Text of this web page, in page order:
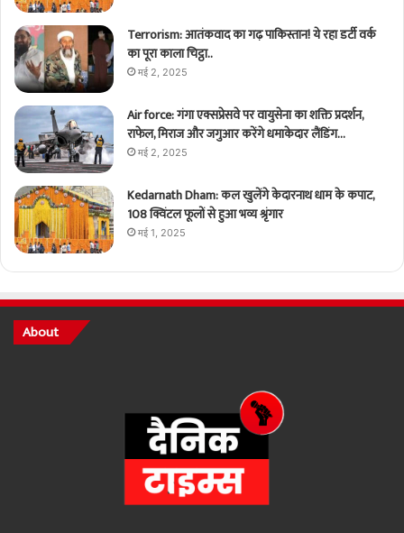
Terrorism: आतंकवाद का गढ़ पाकिस्तान! ये रहा डर्टी वर्क
का पूरा काला चिट्ठा..
मई 2, 2025
Air force: गंगा एक्सप्रेसवे पर वायुसेना का शक्ति प्रदर्शन,
राफेल, मिराज और जगुआर करेंगे धमाकेदार लैंडिंग…
मई 2, 2025
Kedarnath Dham: कल खुलेंगे केदारनाथ धाम के कपाट,
108 क्विंटल फूलों से हुआ भव्य श्रृंगार
मई 1, 2025
About